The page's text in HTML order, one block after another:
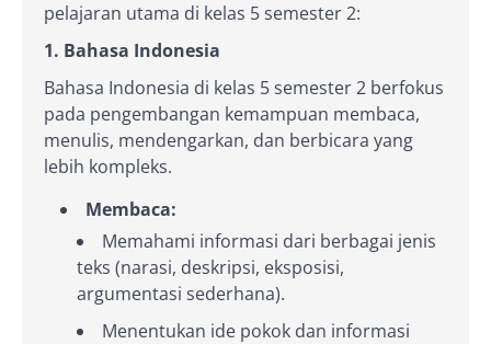
pelajaran utama di kelas 5 semester 2:
1. Bahasa Indonesia
Bahasa Indonesia di kelas 5 semester 2 berfokus
pada pengembangan kemampuan membaca,
menulis, mendengarkan, dan berbicara yang
lebih kompleks.
Membaca:
Memahami informasi dari berbagai jenis
teks (narasi, deskripsi, eksposisi,
argumentasi sederhana).
Menentukan ide pokok dan informasi